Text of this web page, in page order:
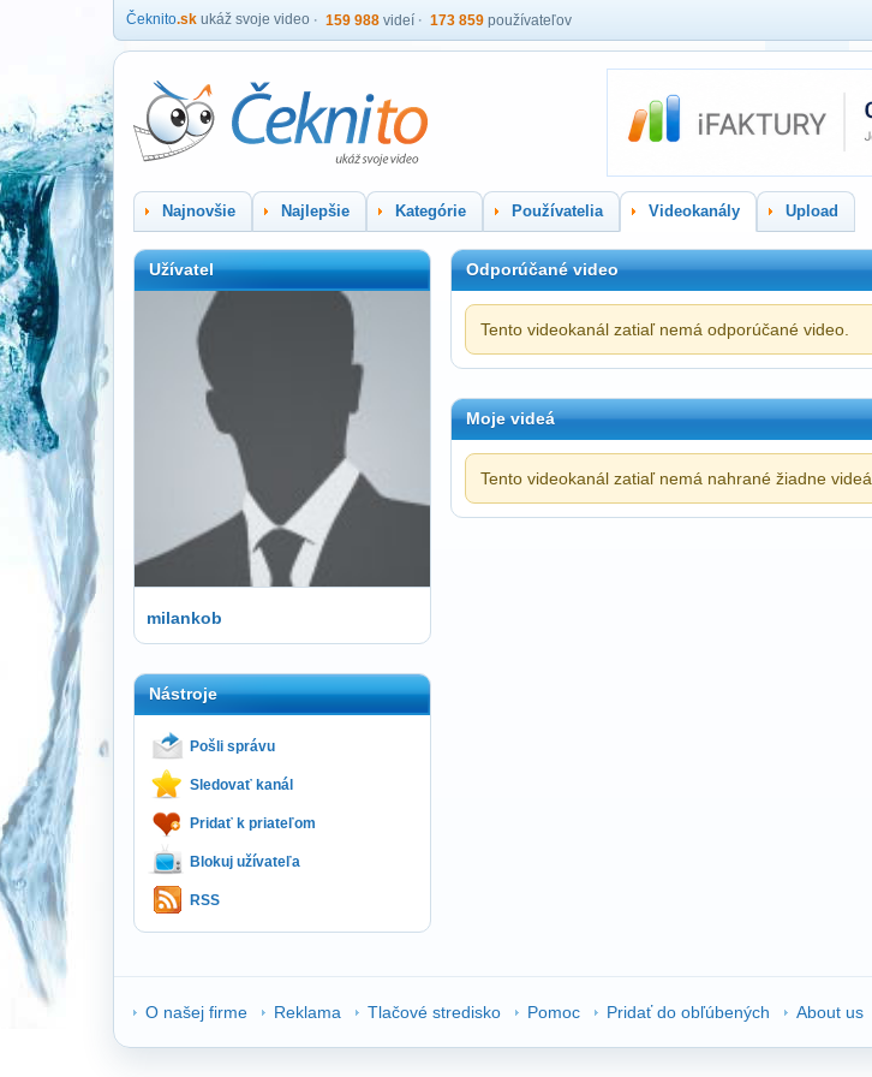
Čeknito.sk ukáž svoje video 159 988 videí 173 859 používateľov
Najnovšie Najlepšie Kategórie Používatelia Videokanály Upload
Užívatel
milankob
Nástroje
Pošli správu
Sledovať kanál
Pridať k priateľom
Blokuj užívateľa
RSS
Odporúčané video
Tento videokanál zatiaľ nemá odporúčané video.
Moje videá
Tento videokanál zatiaľ nemá nahrané žiadne videá.
O našej firme Reklama Tlačové stredisko Pomoc Pridať do obľúbených About us